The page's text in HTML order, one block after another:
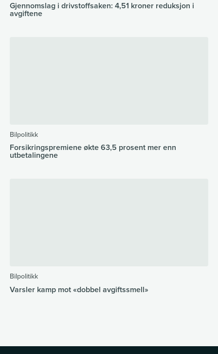
Gjennomslag i drivstoffsaken: 4,51 kroner reduksjon i
avgiftene
Bilpolitikk
Forsikringspremiene økte 63,5 prosent mer enn
utbetalingene
Bilpolitikk
Varsler kamp mot «dobbel avgiftssmell»